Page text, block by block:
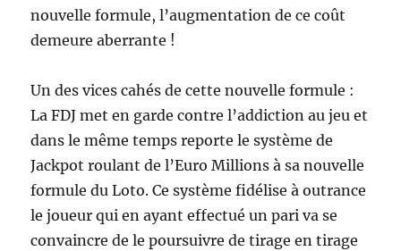
nouvelle formule, l’augmentation de ce coût
demeure aberrante !
Un des vices cahés de cette nouvelle formule :
La FDJ met en garde contre l’addiction au jeu et
dans le même temps reporte le système de
Jackpot roulant de l’Euro Millions à sa nouvelle
formule du Loto. Ce système fidélise à outrance
le joueur qui en ayant effectué un pari va se
convaincre de le poursuivre de tirage en tirage